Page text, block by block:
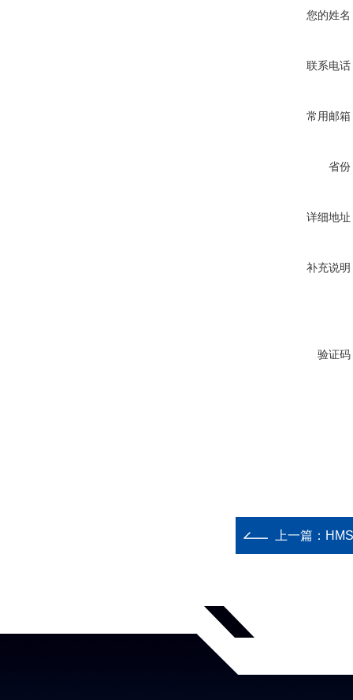
您的姓名
联系电话
常用邮箱
省份
详细地址
补充说明
验证码
上一篇：